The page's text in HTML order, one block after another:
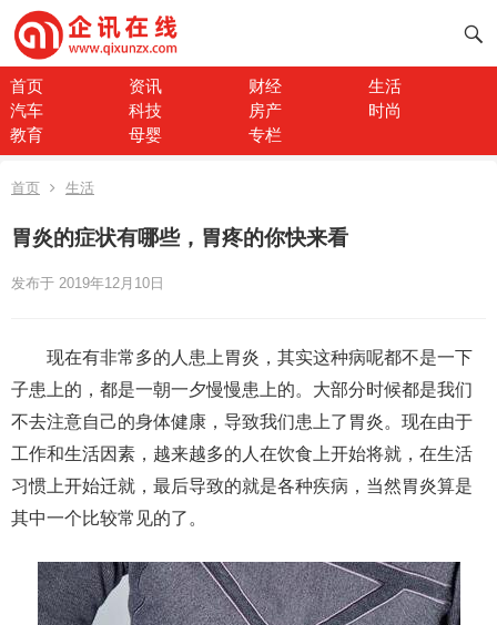
首页 资讯 财经
生活
汽车
科技 房产
时尚
教育
母婴 专栏
首页 生活
胃炎的症状有哪些，胃疼的你快来看
发布于 2019年12月10日
现在有非常多的人患上胃炎，其实这种病呢都不是一下
子患上的，都是一朝一夕慢慢患上的。大部分时候都是我们
不去注意自己的身体健康，导致我们患上了胃炎。现在由于
工作和生活因素，越来越多的人在饮食上开始将就，在生活
习惯上开始迁就，最后导致的就是各种疾病，当然胃炎算是
其中一个比较常见的了。